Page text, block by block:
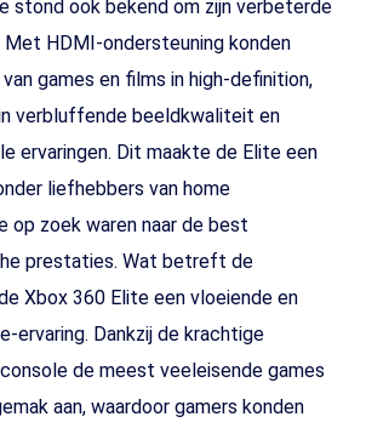
stond ook bekend om zijn verbeterde
Met HDMI-ondersteuning konden
games en films in high-definition,
verbluffende beeldkwaliteit en
ervaringen. Dit maakte de Elite een
liefhebbers van home
op zoek waren naar de best
prestaties. Wat betreft de
Xbox 360 Elite een vloeiende en
ervaring. Dankzij de krachtige
de meest veeleisende games
aan, waardoor gamers konden